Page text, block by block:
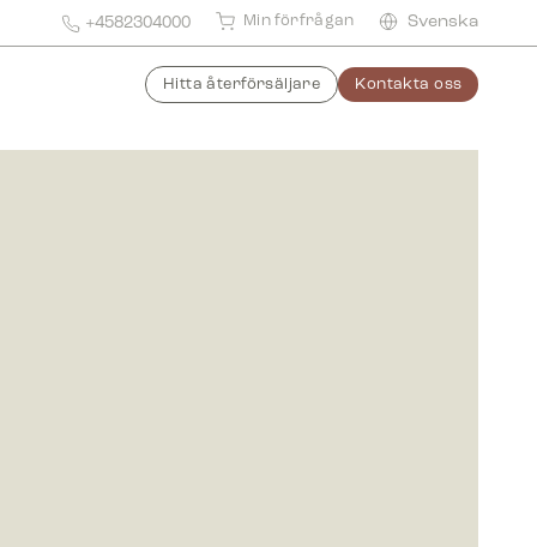
+4582304000 Min förfrågan Svenska
Hitta återförsäljare Kontakta oss